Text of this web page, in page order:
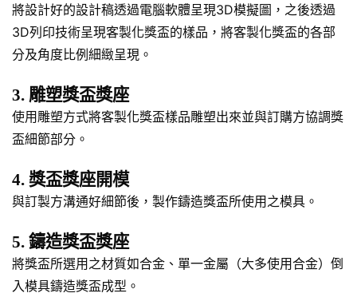
將設計好的設計稿透過電腦軟體呈現3D模擬圖，之後透過
3D列印技術呈現客製化獎盃的樣品，將客製化獎盃的各部
分及角度比例細緻呈現。
3. 雕塑獎盃獎座
使用雕塑方式將客製化獎盃樣品雕塑出來並與訂購方協調獎
盃細節部分。
4. 獎盃獎座開模
與訂製方溝通好細節後，製作鑄造獎盃所使用之模具。
5. 鑄造獎盃獎座
將獎盃所選用之材質如合金、單一金屬（大多使用合金）倒
入模具鑄造獎盃成型。